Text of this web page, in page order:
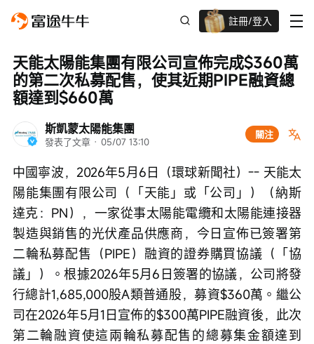
註冊/登入
斯凱蒙太陽能集團
發表了文章 · 05/07 13:10
關注
天能太陽能集團有限公司宣佈完成$360萬
的第二次私募配售，使其近期PIPE融資總
額達到$660萬
中國寧波，2026年5月6日（環球新聞社）-- 天能太
陽能集團有限公司（「天能」或「公司」）（納斯
達克：PN），一家從事太陽能電纜和太陽能連接器
製造與銷售的光伏產品供應商，今日宣佈已簽署第
二輪私募配售（PIPE）融資的證券購買協議（「協
議」）。根據2026年5月6日簽署的協議，公司將發
行總計1,685,000股A類普通股，募資$360萬。繼公
司在2026年5月1日宣佈的$300萬PIPE融資後，此次
第二輪融資使這兩輪私募配售的總募集金額達到